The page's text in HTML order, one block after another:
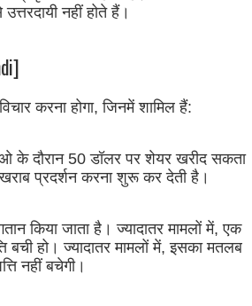
नहीं होते हैं।
करना होगा, जिनमें शामिल हैं:
के दौरान 50 डॉलर पर शेयर खरीद सकता
प्रदर्शन करना शुरू कर देती है।
किया जाता है। ज्यादातर मामलों में, एक
हो। ज्यादातर मामलों में, इसका मतलब
नहीं बचेगी।